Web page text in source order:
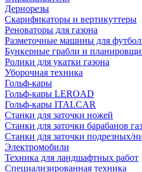
Дернорезы
Скарификаторы и вертикуттеры
Реноваторы для газона
Разметочные машины для
Бункерные грабли и
Ролики для укатки газона
Уборочная техника
Гольф-кары
Гольф-кары LEROAD
Гольф-кары ITALCAR
Станки для заточки ножей
Станки для заточки барабанов
Станки для заточки подрезных/
Электромобили
Техника для ландшафтных работ
Специализированная техника